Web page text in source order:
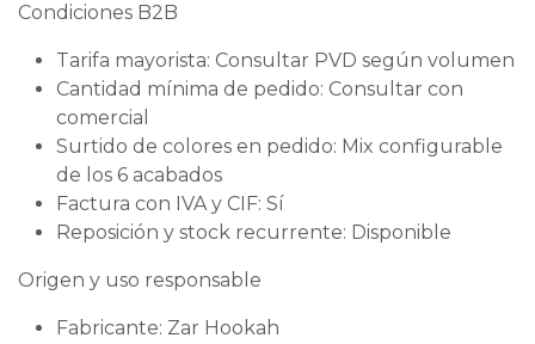
Condiciones B2B
Tarifa mayorista: Consultar PVD según volumen
Cantidad mínima de pedido: Consultar con
comercial
Surtido de colores en pedido: Mix configurable
de los 6 acabados
Factura con IVA y CIF: Sí
Reposición y stock recurrente: Disponible
Origen y uso responsable
Fabricante: Zar Hookah